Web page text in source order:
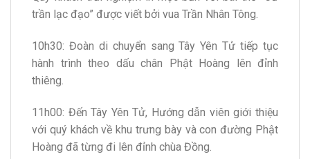
trần lạc đạo” được viết bởi vua Trần Nhân Tông.
10h30: Đoàn di chuyển sang Tây Yên Tử tiếp tục
hành trình theo dấu chân Phật Hoàng lên đỉnh
thiêng.
11h00: Đến Tây Yên Tử, Hướng dẫn viên giới thiệu
với quý khách về khu trưng bày và con đường Phật
Hoàng đã từng đi lên đỉnh chùa Đồng.